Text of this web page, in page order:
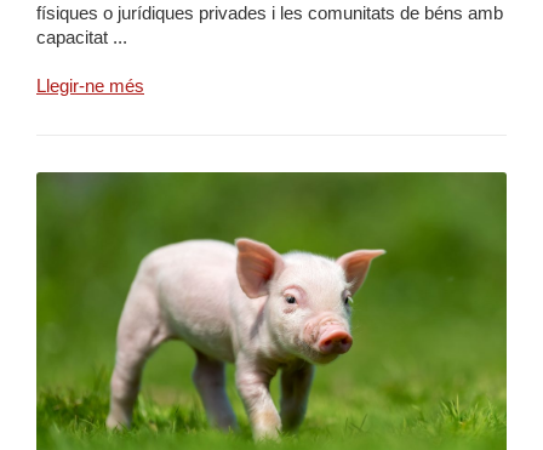
físiques o jurídiques privades i les comunitats de béns amb
capacitat ...
Llegir-ne més